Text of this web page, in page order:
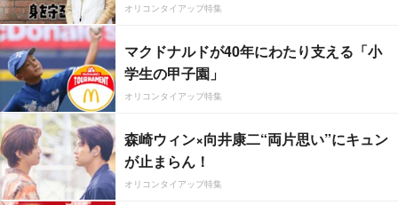
オリコンタイアップ特集
マクドナルドが40年にわたり支える「小
学生の甲子園」
オリコンタイアップ特集
森崎ウィン×向井康二“両片思い”にキュン
が止まらん！
オリコンタイアップ特集